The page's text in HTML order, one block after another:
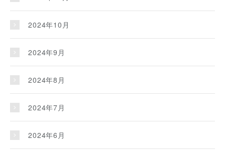
2024年10月
2024年9月
2024年8月
2024年7月
2024年6月